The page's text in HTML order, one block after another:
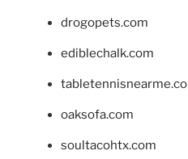
drogopets.com
ediblechalk.com
oaksofa.com
soultacohtx.com